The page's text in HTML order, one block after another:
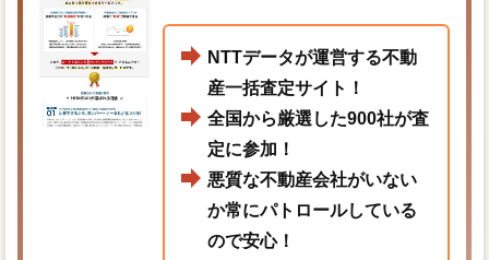
NTTデータが運営する不動
産一括査定サイト！
全国から厳選した900社が査
定に参加！
悪質な不動産会社がいない
か常にパトロールしている
ので安心！